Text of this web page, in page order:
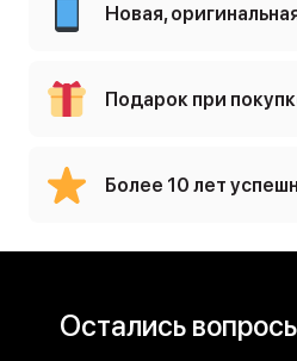
Новая,
Подарок при
Более 10 лет
Остались